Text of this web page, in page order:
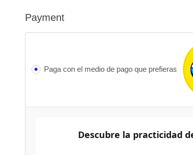
Payment
Paga con el medio de pago que prefieras
Descubre la practicidad